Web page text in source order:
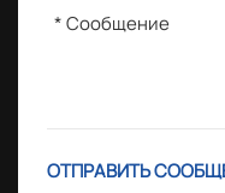
ОТПРАВИТЬ